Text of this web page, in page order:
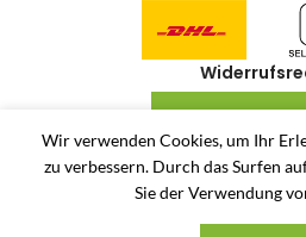
Allerlei-Online 2024Dienstleistungen
Produkte Online
Wir verwenden Cookies, um Ihr
zu verbessern. Durch das Surfen
Sie der Verwendung